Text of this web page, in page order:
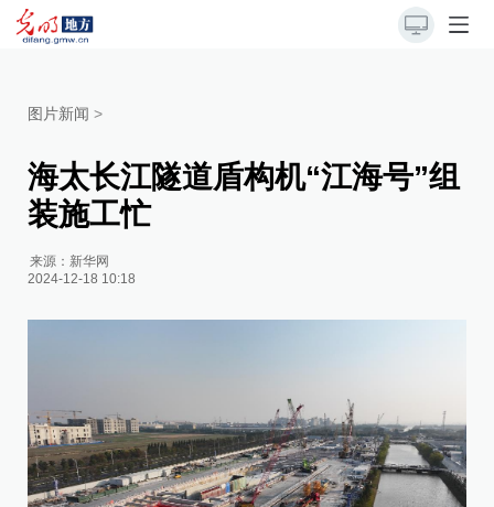
图片新闻 >
海太长江隧道盾构机“江海号”组
装施工忙
来源： 新华网
2024-12-18 10:18